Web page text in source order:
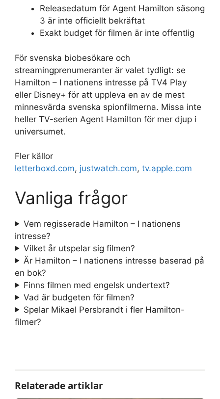
Releasedatum för Agent Hamilton säsong
3 är inte officiellt bekräftat
Exakt budget för filmen är inte offentlig
För svenska biobesökare och
streamingprenumeranter är valet tydligt: se
Hamilton – I nationens intresse på TV4 Play
eller Disney+ för att uppleva en av de mest
minnesvärda svenska spionfilmerna. Missa inte
heller TV-serien Agent Hamilton för mer djup i
universumet.
Fler källor
letterboxd.com, justwatch.com, tv.apple.com
Vanliga frågor
Vem regisserade Hamilton – I nationens
intresse?
Vilket år utspelar sig filmen?
Är Hamilton – I nationens intresse baserad på
en bok?
Finns filmen med engelsk undertext?
Vad är budgeten för filmen?
Spelar Mikael Persbrandt i fler Hamilton-
filmer?
Relaterade artiklar